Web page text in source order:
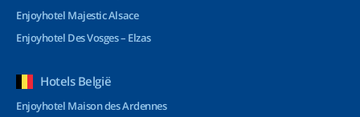
Enjoyhotel Majestic Alsace
Enjoyhotel Des Vosges – Elzas
Hotels België
Enjoyhotel Maison des Ardennes